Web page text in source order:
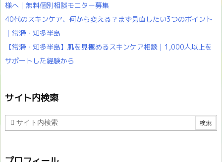
様へ｜無料個別相談モニター募集
40代のスキンケア、何から変える？まず見直したい3つのポイント
｜常滑・知多半島
【常滑・知多半島】肌を見極めるスキンケア相談｜1,000人以上を
サポートした経験から
サイト内検索